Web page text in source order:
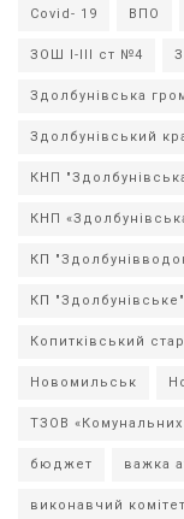
Covid- 19 ВПО
ЗОШ І-ІІІ ст №4
Здолбунівська
Здолбунівський
КНП
КНП
КП
КП "Здолбунівське"
Копитківський
Новомильськ
ТЗОВ
бюджет важка
виконавчий комітет